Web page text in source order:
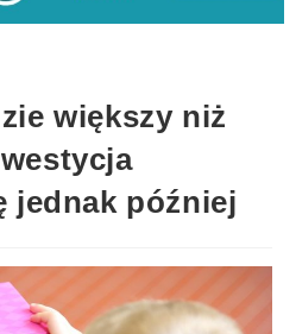
większy niż
jednak później